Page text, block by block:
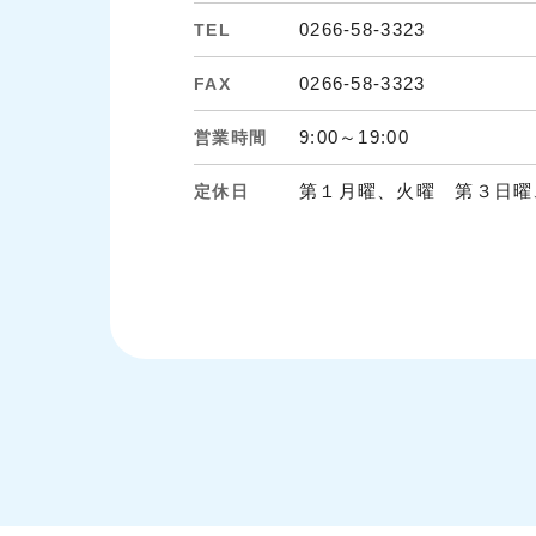
TEL 0266-58-3323
FAX 0266-58-3323
営業時間 9:00～19:00
定休日 第１月曜、火曜 第３日曜